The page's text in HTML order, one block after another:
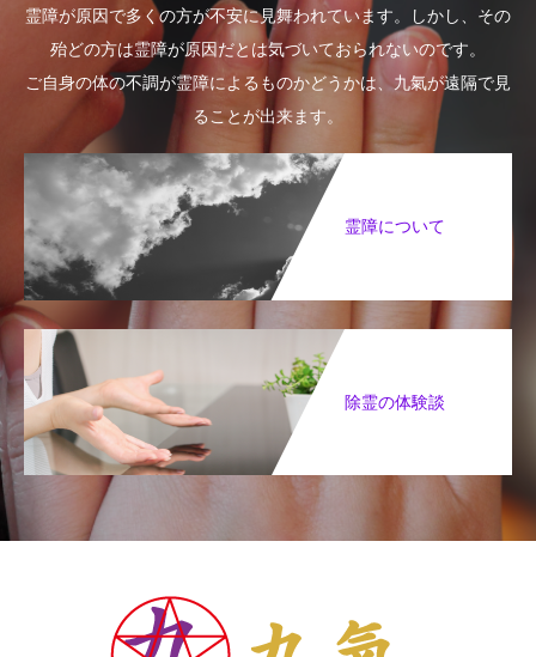
霊障が原因で多くの方が不安に見舞われています。しかし、その
殆どの方は霊障が原因だとは気づいておられないのです。
ご自身の体の不調が霊障によるものかどうかは、九氣が遠隔で見
ることが出来ます。
霊障について
除霊の体験談